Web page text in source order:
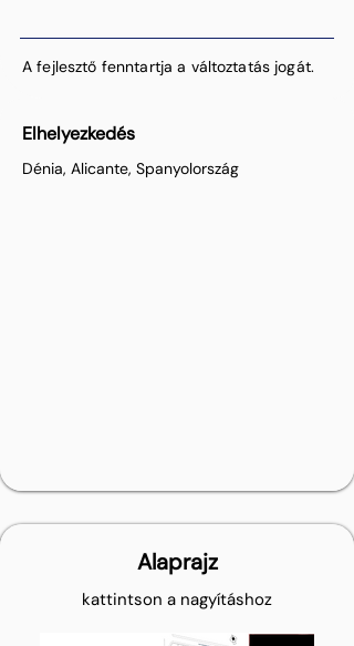
A fejlesztő fenntartja a változtatás jogát.
Elhelyezkedés
Dénia, Alicante, Spanyolország
Alaprajz
kattintson a nagyításhoz